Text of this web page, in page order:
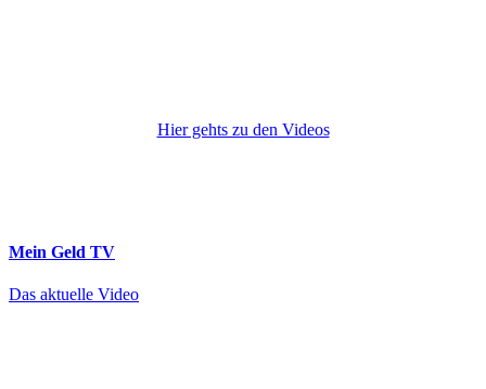
Hier gehts zu den Videos
Mein Geld TV
Das aktuelle Video